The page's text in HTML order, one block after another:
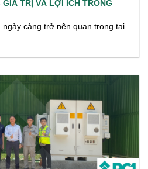
TRỊ VÀ LỢI ÍCH TRONG
càng trở nên quan trọng tại